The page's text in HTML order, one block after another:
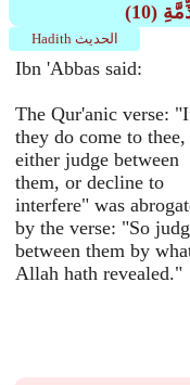
Hadith الحديث
Ibn 'Abbas said:
The Qur'anic verse:
they do come to thee,
either judge between
them, or decline to
interfere" was
by the verse: "So
between them by
Allah hath revealed."